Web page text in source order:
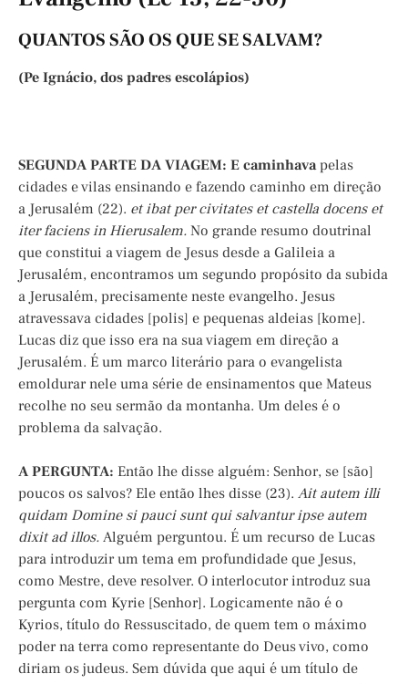
QUANTOS SÃO OS QUE SE SALVAM?
(Pe Ignácio, dos padres escolápios)
SEGUNDA PARTE DA VIAGEM: E caminhavapelas
cidades e vilas ensinando e fazendo caminho em direção
a Jerusalém (22). et ibat per civitates et castella docens et
iter faciens in Hierusalem. No grande resumo doutrinal
que constitui a viagem de Jesus desde a Galileia a
Jerusalém, encontramos um segundo propósito da subida
a Jerusalém, precisamente neste evangelho. Jesus
atravessava cidades [polis] e pequenas aldeias [kome].
Lucas diz que isso era na sua viagem em direção a
Jerusalém. É um marco literário para o evangelista
emoldurar nele uma série de ensinamentos que Mateus
recolhe no seu sermão da montanha. Um deles é o
problema da salvação.
A PERGUNTA: Então lhe disse alguém: Senhor, se [são]
poucos os salvos? Ele então lhes disse (23). Ait autem illi
quidam Domine si pauci sunt qui salvantur ipse autem
dixit ad illos. Alguém perguntou. É um recurso de Lucas
para introduzir um tema em profundidade que Jesus,
como Mestre, deve resolver. O interlocutor introduz sua
pergunta com Kyrie [Senhor]. Logicamente não é o
Kyrios, título do Ressuscitado, de quem tem o máximo
poder na terra como representante do Deus vivo, como
diriam os judeus. Sem dúvida que aqui é um título de